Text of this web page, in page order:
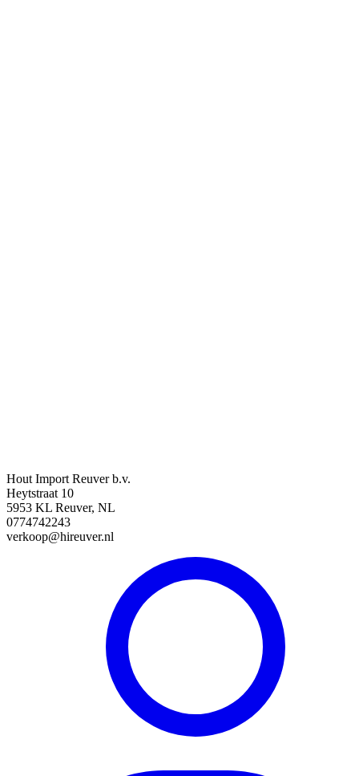
Hout Import Reuver b.v.
Heytstraat 10
5953 KL Reuver, NL
0774742243
verkoop@hireuver.nl